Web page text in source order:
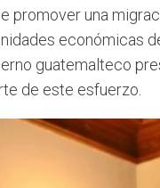
promover una
económicas
guatemalteco
de este esfuerzo.